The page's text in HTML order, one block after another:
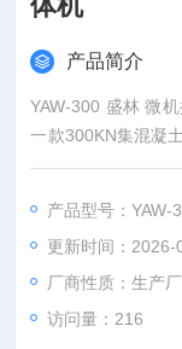
产品简介
YAW-300 盛林 微机控制液压式混凝土抗折抗压一体机，设备是
一款300KN集混凝
双工位电液伺服力
移数据，自动计算
报告，主要针对水
建材检测实验室、
产品型号：YAW-
更新时间：2026-
厂商性质：生产
访问量：216